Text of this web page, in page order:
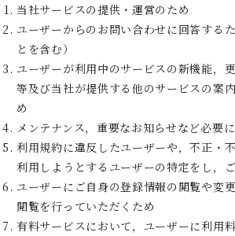
当社サービスの提供・運営のため
ユーザーからのお問い合わせに回答する
とを含む）
ユーザーが利用中のサービスの新機能，
等及び当社が提供する他のサービスの案
め
メンテナンス，重要なお知らせなど必要
利用規約に違反したユーザーや，不正・
利用しようとするユーザーの特定をし，
ユーザーにご自身の登録情報の閲覧や変
閲覧を行っていただくため
有料サービスにおいて，ユーザーに利用